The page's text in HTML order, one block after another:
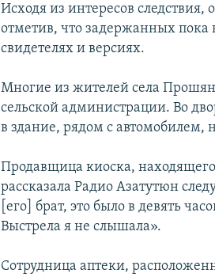
Исходя из интересов
отметив, что задержанных пока
свидетелях и версиях.
Многие из жителей села Прошян
сельской администрации. Во
в здание, рядом с автомобилем,
Продавщица киоска,
рассказала Радио Азатутюн
[его] брат, это было в девять
Выстрела я не слышала».
Сотрудница аптеки,